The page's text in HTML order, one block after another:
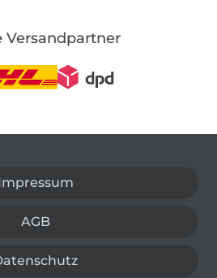
Versandpartner
AGB